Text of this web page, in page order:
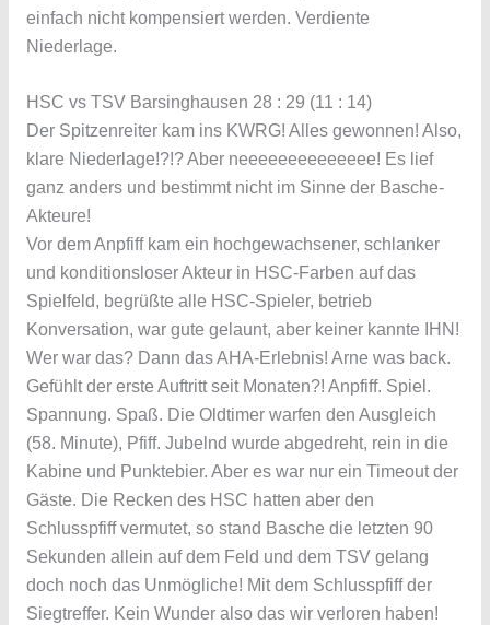
einfach nicht kompensiert werden. Verdiente
Niederlage.
HSC vs TSV Barsinghausen 28 : 29 (11 : 14)
Der Spitzenreiter kam ins KWRG! Alles gewonnen! Also,
klare Niederlage!?!? Aber neeeeeeeeeeeeee! Es lief
ganz anders und bestimmt nicht im Sinne der Basche-
Akteure!
Vor dem Anpfiff kam ein hochgewachsener, schlanker
und konditionsloser Akteur in HSC-Farben auf das
Spielfeld, begrüßte alle HSC-Spieler, betrieb
Konversation, war gute gelaunt, aber keiner kannte IHN!
Wer war das? Dann das AHA-Erlebnis! Arne was back.
Gefühlt der erste Auftritt seit Monaten?! Anpfiff. Spiel.
Spannung. Spaß. Die Oldtimer warfen den Ausgleich
(58. Minute), Pfiff. Jubelnd wurde abgedreht, rein in die
Kabine und Punktebier. Aber es war nur ein Timeout der
Gäste. Die Recken des HSC hatten aber den
Schlusspfiff vermutet, so stand Basche die letzten 90
Sekunden allein auf dem Feld und dem TSV gelang
doch noch das Unmögliche! Mit dem Schlusspfiff der
Siegtreffer. Kein Wunder also das wir verloren haben!